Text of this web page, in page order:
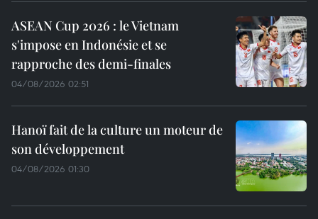
ASEAN Cup 2026 : le Vietnam
s'impose en Indonésie et se
rapproche des demi-finales
04/08/2026 02:51
Hanoï fait de la culture un moteur de
son développement
04/08/2026 01:30